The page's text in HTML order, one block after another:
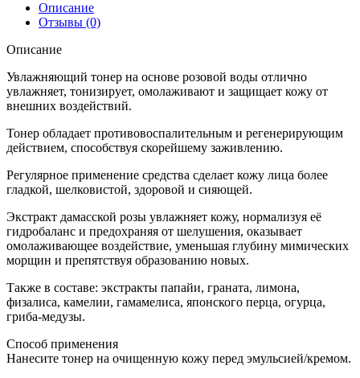
Описание
Отзывы (0)
Описание
Увлажняющий тонер на основе розовой воды отлично
увлажняет, тонизирует, омолаживают и защищает кожу от
внешних воздействий.
Тонер обладает противовоспалительным и регенерирующим
действием, способствуя скорейшему заживлению.
Регулярное применение средства сделает кожу лица более
гладкой, шелковистой, здоровой и сияющей.
Экстракт дамасской розы увлажняет кожу, нормализуя её
гидробаланс и предохраняя от шелушения, оказывает
омолаживающее воздействие, уменьшая глубину мимических
морщин и препятствуя образованию новых.
Также в составе: экстракты папайи, граната, лимона,
физалиса, камелии, гамамелиса, японского перца, огурца,
гриба-медузы.
Способ применения
Нанесите тонер на очищенную кожу перед эмульсией/кремом.